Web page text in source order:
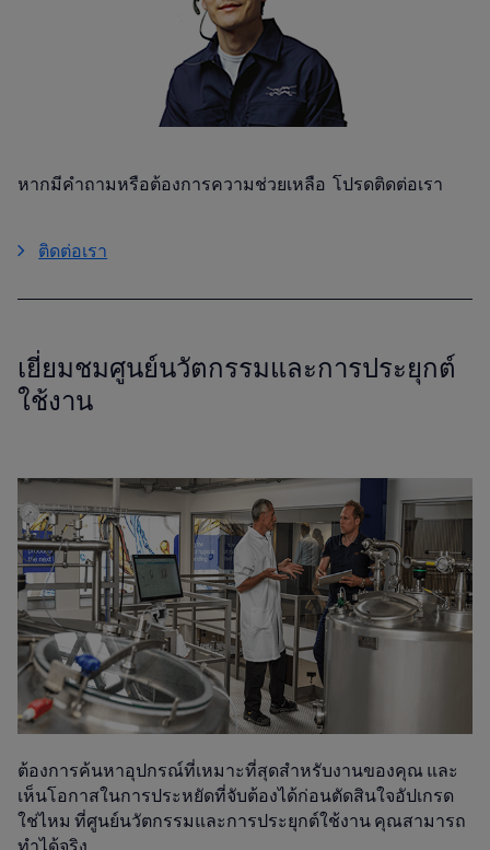
หากมีคำถามหรือต้องการความช่วยเหลือ โปรดติดต่อเรา
ติดต่อเรา
เยี่ยมชมศูนย์นวัตกรรมและการประยุกต์
ใช้งาน
ต้องการค้นหาอุปกรณ์ที่เหมาะที่สุดสำหรับงานของคุณ และ
เห็นโอกาสในการประหยัดที่จับต้องได้ก่อนตัดสินใจอัปเกรด
ใช่ไหม ที่ศูนย์นวัตกรรมและการประยุกต์ใช้งาน คุณสามารถ